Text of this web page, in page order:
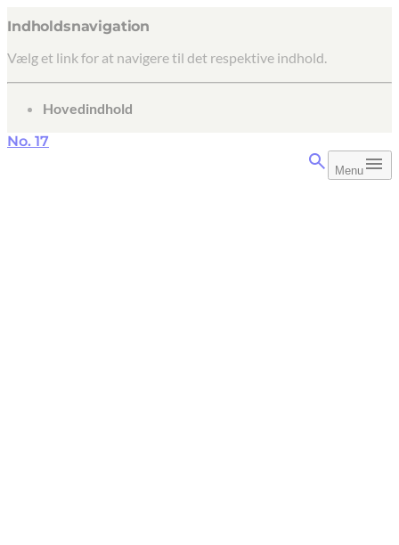
Indholdsnavigation
Vælg et link for at navigere til det respektive indhold.
gå til
Hovedindhold
No. 17
Menu